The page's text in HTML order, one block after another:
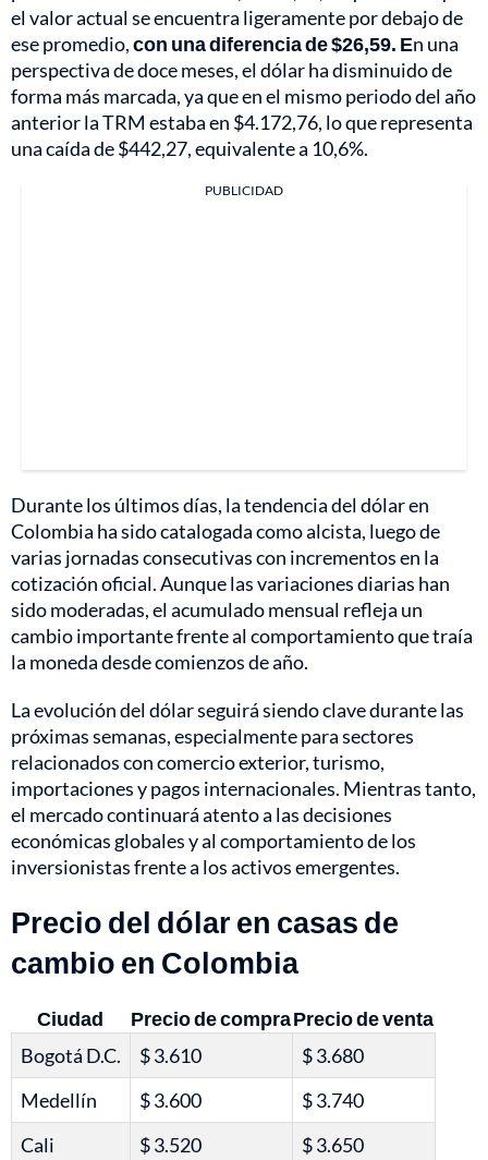
el valor actual se encuentra ligeramente por debajo de
ese promedio,con una diferencia de $26,59. En una
perspectiva de doce meses, el dólar ha disminuido de
forma más marcada, ya que en el mismo periodo del año
anterior la TRM estaba en $4.172,76, lo que representa
una caída de $442,27, equivalente a 10,6%.
PUBLICIDAD
Durante los últimos días, la tendencia del dólar en
Colombia ha sido catalogada como alcista, luego de
varias jornadas consecutivas con incrementos en la
cotización oficial. Aunque las variaciones diarias han
sido moderadas, el acumulado mensual refleja un
cambio importante frente al comportamiento que traía
la moneda desde comienzos de año.
La evolución del dólar seguirá siendo clave durante las
próximas semanas, especialmente para sectores
relacionados con comercio exterior, turismo,
importaciones y pagos internacionales. Mientras tanto,
el mercado continuará atento a las decisiones
económicas globales y al comportamiento de los
inversionistas frente a los activos emergentes.
Precio del dólar en casas de
cambio en Colombia
Ciudad Precio de compraPrecio de venta
Bogotá D.C.
$ 3.610
$ 3.680
Medellín
$ 3.600
$ 3.740
Cali
$ 3.520
$ 3.650